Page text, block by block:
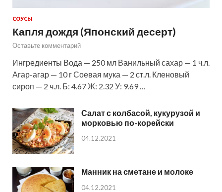
СОУСЫ
Капля дождя (Японский десерт)
Оставьте комментарий
Ингредиенты Вода — 250 мл Ванильный сахар — 1 ч.л.
Агар-агар — 10 г Соевая мука — 2 ст.л. Кленовый
сироп — 2 ч.л. Б: 4.67 Ж: 2.32 У: 9.69 …
Салат с колбасой, кукурузой и
морковью по-корейски
04.12.2021
Манник на сметане и молоке
04.12.2021